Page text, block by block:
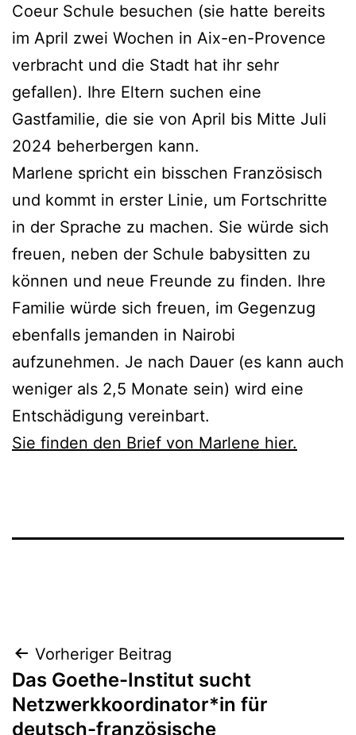
Coeur Schule besuchen (sie hatte bereits
im April zwei Wochen in Aix-en-Provence
verbracht und die Stadt hat ihr sehr
gefallen). Ihre Eltern suchen eine
Gastfamilie, die sie von April bis Mitte Juli
2024 beherbergen kann.
Marlene spricht ein bisschen Französisch
und kommt in erster Linie, um Fortschritte
in der Sprache zu machen. Sie würde sich
freuen, neben der Schule babysitten zu
können und neue Freunde zu finden. Ihre
Familie würde sich freuen, im Gegenzug
ebenfalls jemanden in Nairobi
aufzunehmen. Je nach Dauer (es kann auch
weniger als 2,5 Monate sein) wird eine
Entschädigung vereinbart.
Sie finden den Brief von Marlene hier.
Beitragsnavigation
Vorheriger Beitrag
Das Goethe-Institut sucht
Netzwerkkoordinator*in für
deutsch-französische